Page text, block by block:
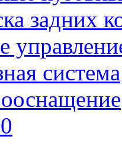
задних
система